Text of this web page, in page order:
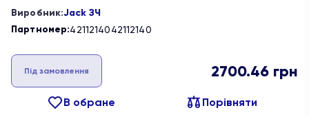
Виробник:Jack ЗЧ
Партномер:4211214042112140
Під замовлення 2700.46 грн
В обране Порівняти